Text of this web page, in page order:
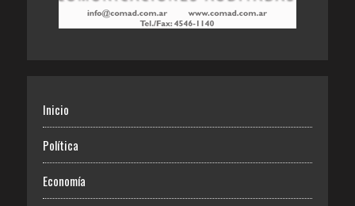
Inicio
Política
Economía